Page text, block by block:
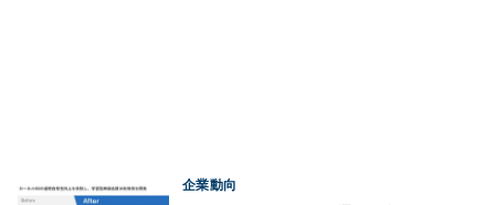
企業動向